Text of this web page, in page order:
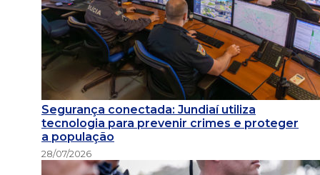
Segurança conectada: Jundiaí utiliza
tecnologia para prevenir crimes e proteger
a população
28/07/2026